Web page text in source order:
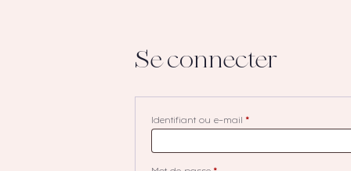
Se connecter
Identifiant ou e-mail *Obligatoire